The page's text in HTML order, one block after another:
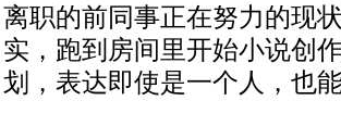
离职的前同事正在努力的现
实，跑到房间里开始小说创
划，表达即使是一个人，也能